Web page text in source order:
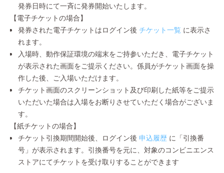
発券日時にて一斉に発券開始いたします。
【電子チケットの場合】
発券された電子チケットはログイン後 チケット一覧 に表示さ
れます。
入場時、動作保証環境の端末をご持参いただき、電子チケット
が表示された画面をご提示ください。係員がチケット画面を操
作した後、ご入場いただけます。
チケット画面のスクリーンショット及び印刷した紙等をご提示
いただいた場合は入場をお断りさせていただく場合がございま
す。
【紙チケットの場合】
チケット引換期間開始後、ログイン後 申込履歴 に「引換番
号」が表示されます。引換番号を元に、対象のコンビニエンス
ストアにてチケットを受け取りすることができます